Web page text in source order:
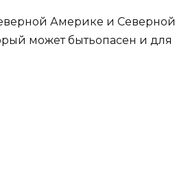
Америке и Северной
может бытьопасен и для